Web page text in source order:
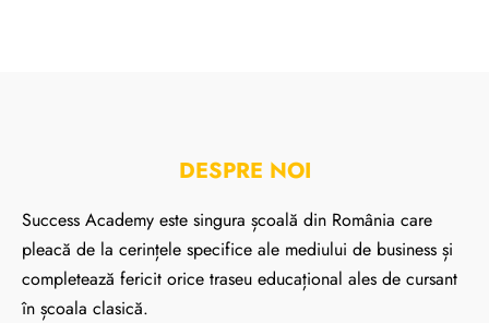
DESPRE NOI
Success Academy este singura școală din România care
pleacă de la cerințele specifice ale mediului de business și
completează fericit orice traseu educațional ales de cursant
în școala clasică.